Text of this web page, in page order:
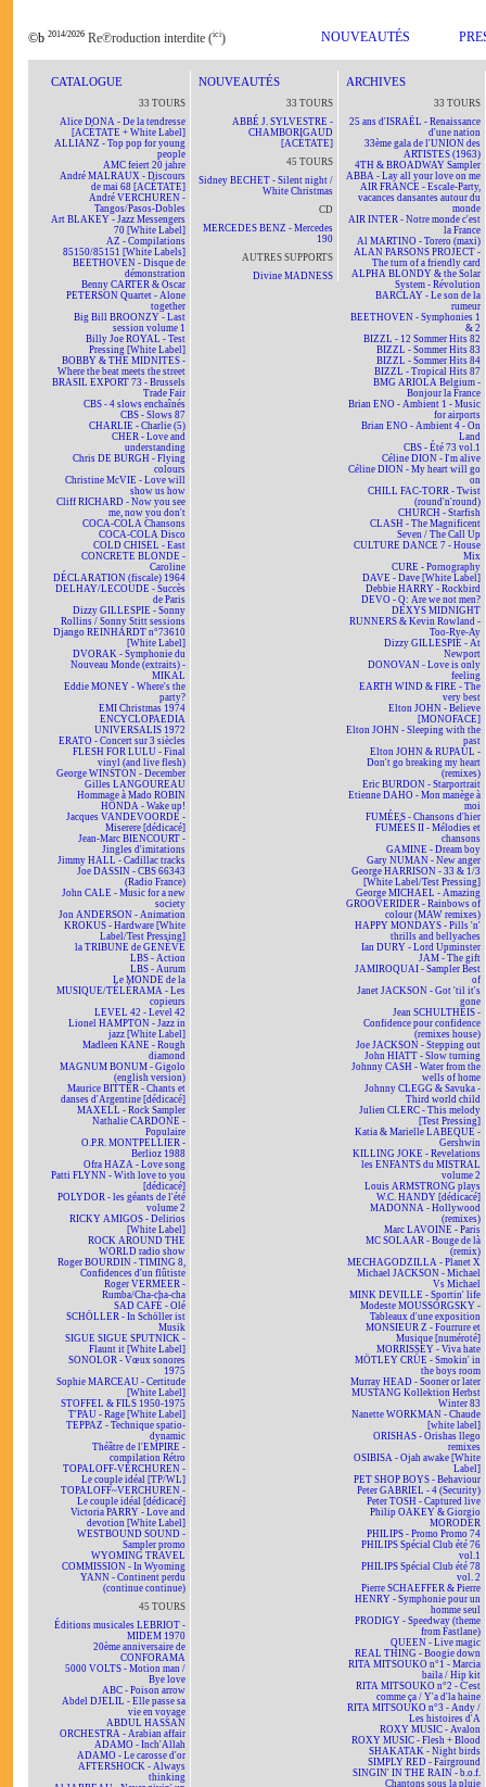
©b 2014/2026 Re℗roduction interdite (ici) NOUVEAUTÉS
CATALOGUE
33 TOURS
Alice DONA - De la tendresse
[ACÉTATE + White Label]
ALLIANZ - Top pop for young
people
AMC feiert 20 jahre
André MALRAUX - Discours
de mai 68 [ACÉTATE]
André VERCHUREN -
Tangos/Pasos-Dobles
Art BLAKEY - Jazz Messengers
70 [White Label]
AZ - Compilations
85150/85151 [White Labels]
BEETHOVEN - Disque de
démonstration
Benny CARTER & Oscar
PETERSON Quartet - Alone
together
Big Bill BROONZY - Last
session volume 1
Billy Joe ROYAL - Test
Pressing [White Label]
BOBBY & THE MIDNITES -
Where the beat meets the street
BRASIL EXPORT 73 - Brussels
Trade Fair
CBS - 4 slows enchaînés
CBS - Slows 87
CHARLIE - Charlie (5)
CHER - Love and
understanding
Chris DE BURGH - Flying
colours
Christine McVIE - Love will
show us how
Cliff RICHARD - Now you see
me, now you don't
COCA-COLA Chansons
COCA-COLA Disco
COLD CHISEL - East
CONCRETE BLONDE -
Caroline
DÉCLARATION (fiscale) 1964
DELHAY/LECOUDE - Succès
de Paris
Dizzy GILLESPIE - Sonny
Rollins / Sonny Stitt sessions
Django REINHARDT n°73610
[White Label]
DVORAK - Symphonie du
Nouveau Monde (extraits) -
MIKAL
Eddie MONEY - Where's the
party?
EMI Christmas 1974
ENCYCLOPAEDIA
UNIVERSALIS 1972
ERATO - Concert sur 3 siècles
FLESH FOR LULU - Final
vinyl (and live flesh)
George WINSTON - December
Gilles LANGOUREAU
Hommage à Mado ROBIN
HONDA - Wake up!
Jacques VANDEVOORDE -
Miserere [dédicacé]
Jean-Marc BIENCOURT -
Jingles d'imitations
Jimmy HALL - Cadillac tracks
Joe DASSIN - CBS 66343
(Radio France)
John CALE - Music for a new
society
Jon ANDERSON - Animation
KROKUS - Hardware [White
Label/Test Pressing]
la TRIBUNE de GENÈVE
LBS - Action
LBS - Aurum
Le MONDE de la
MUSIQUE/TÉLÉRAMA - Les
copieurs
LEVEL 42 - Level 42
Lionel HAMPTON - Jazz in
jazz [White Label]
Madleen KANE - Rough
diamond
MAGNUM BONUM - Gigolo
(english version)
Maurice BITTER - Chants et
danses d'Argentine [dédicacé]
MAXELL - Rock Sampler
Nathalie CARDONE -
Populaire
O.P.R. MONTPELLIER -
Berlioz 1988
Ofra HAZA - Love song
Patti FLYNN - With love to you
[dédicacé]
POLYDOR - les géants de l'été
volume 2
RICKY AMIGOS - Delirios
[White Label]
ROCK AROUND THE
WORLD radio show
Roger BOURDIN - TIMING 8,
Confidences d'un flûtiste
Roger VERMEER -
Rumba/Cha-cha-cha
SAD CAFÉ - Olé
SCHÖLLER - In Schöller ist
Musik
SIGUE SIGUE SPUTNICK -
Flaunt it [White Label]
SONOLOR - Vœux sonores
1975
Sophie MARCEAU - Certitude
[White Label]
STOFFEL & FILS 1950-1975
T'PAU - Rage [White Label]
TEPPAZ - Technique spatio-
dynamic
Théâtre de l'EMPIRE -
compilation Rétro
TOPALOFF-VERCHUREN -
Le couple idéal [TP/WL]
TOPALOFF~VERCHUREN -
Le couple idéal [dédicacé]
Victoria PARRY - Love and
devotion [White Label]
WESTBOUND SOUND -
Sampler promo
WYOMING TRAVEL
COMMISSION - In Wyoming
YANN - Continent perdu
(continue continue)
45 TOURS
Éditions musicales LEBRIOT -
MIDEM 1970
20ème anniversaire de
CONFORAMA
5000 VOLTS - Motion man /
Bye love
ABC - Poison arrow
Abdel DJELIL - Elle passe sa
vie en voyage
ABDUL HASSAN
ORCHESTRA - Arabian affair
ADAMO - Inch'Allah
ADAMO - Le carosse d'or
AFTERSHOCK - Always
thinking
NOUVEAUTÉS
33 TOURS
ABBÉ J. SYLVESTRE -
CHAMBORIGAUD
[ACÉTATE]
45 TOURS
Sidney BECHET - Silent night /
White Christmas
CD
MERCEDES BENZ - Mercedes
190
AUTRES SUPPORTS
Divine MADNESS
ARCHIVES
33 TOURS
25 ans d'ISRAËL - Renaissance
d'une nation
33ème gala de l'UNION des
ARTISTES (1963)
4TH & BROADWAY Sampler
ABBA - Lay all your love on me
AIR FRANCE - Escale-Party,
vacances dansantes autour du
monde
AIR INTER - Notre monde c'est
la France
Al MARTINO - Torero (maxi)
ALAN PARSONS PROJECT -
The turn of a friendly card
ALPHA BLONDY & the Solar
System - Révolution
BARCLAY - Le son de la
rumeur
BEETHOVEN - Symphonies 1
& 2
BIZZL - 12 Sommer Hits 82
BIZZL - Sommer Hits 83
BIZZL - Sommer Hits 84
BIZZL - Tropical Hits 87
BMG ARIOLA Belgium -
Bonjour la France
Brian ENO - Ambient 1 - Music
for airports
Brian ENO - Ambient 4 - On
Land
CBS - Été 73 vol.1
Céline DION - I'm alive
Céline DION - My heart will go
on
CHILL FAC-TORR - Twist
(round'n'round)
CHURCH - Starfish
CLASH - The Magnificent
Seven / The Call Up
CULTURE DANCE 7 - House
Mix
CURE - Pornography
DAVE - Dave [White Label]
Debbie HARRY - Rockbird
DEVO - Q: Are we not men?
DEXYS MIDNIGHT
RUNNERS & Kevin Rowland -
Too-Rye-Ay
Dizzy GILLESPIE - At
Newport
DONOVAN - Love is only
feeling
EARTH WIND & FIRE - The
very best
Elton JOHN - Believe
[MONOFACE]
Elton JOHN - Sleeping with the
past
Elton JOHN & RUPAUL -
Don't go breaking my heart
(remixes)
Eric BURDON - Starportrait
Etienne DAHO - Mon manège à
moi
FUMÉES - Chansons d'hier
FUMÉES II - Mélodies et
chansons
GAMINE - Dream boy
Gary NUMAN - New anger
George HARRISON - 33 & 1/3
[White Label/Test Pressing]
George MICHAEL - Amazing
GROOVERIDER - Rainbows of
colour (MAW remixes)
HAPPY MONDAYS - Pills 'n'
thrills and bellyaches
Ian DURY - Lord Upminster
JAM - The gift
JAMIROQUAI - Sampler Best
of
Janet JACKSON - Got 'til it's
gone
Jean SCHULTHEIS -
Confidence pour confidence
(remixes house)
Joe JACKSON - Stepping out
John HIATT - Slow turning
Johnny CASH - Water from the
wells of home
Johnny CLEGG & Savuka -
Third world child
Julien CLERC - This melody
[Test Pressing]
Katia & Marielle LABEQUE -
Gershwin
KILLING JOKE - Revelations
les ENFANTS du MISTRAL
volume 2
Louis ARMSTRONG plays
W.C. HANDY [dédicacé]
MADONNA - Hollywood
(remixes)
Marc LAVOINE - Paris
MC SOLAAR - Bouge de là
(remix)
MECHAGODZILLA - Planet X
Michael JACKSON - Michael
Vs Michael
MINK DEVILLE - Sportin' life
Modeste MOUSSORGSKY -
Tableaux d'une exposition
MONSIEUR Z - Fourrure et
Musique [numéroté]
MORRISSEY - Viva hate
MÖTLEY CRÜE - Smokin' in
the boys room
Murray HEAD - Sooner or later
MUSTANG Kollektion Herbst
Winter 83
Nanette WORKMAN - Chaude
[white label]
ORISHAS - Orishas llego
remixes
OSIBISA - Ojah awake [White
Label]
PET SHOP BOYS - Behaviour
Peter GABRIEL - 4 (Security)
Peter TOSH - Captured live
Philip OAKEY & Giorgio
MORODER
PHILIPS - Promo Promo 74
PHILIPS Spécial Club été 76
vol.1
PHILIPS Spécial Club été 78
vol. 2
Pierre SCHAEFFER & Pierre
HENRY - Symphonie pour un
homme seul
PRODIGY - Speedway (theme
from Fastlane)
QUEEN - Live magic
REAL THING - Boogie down
RITA MITSOUKO n°1 - Marcia
baila / Hip kit
RITA MITSOUKO n°2 - C'est
comme ça / Y'a d'la haine
RITA MITSOUKO n°3 - Andy /
Les histoires d'A
ROXY MUSIC - Avalon
ROXY MUSIC - Flesh + Blood
SHAKATAK - Night birds
SIMPLY RED - Fairground
SINGIN' IN THE RAIN - b.o.f.
Chantons sous la pluie